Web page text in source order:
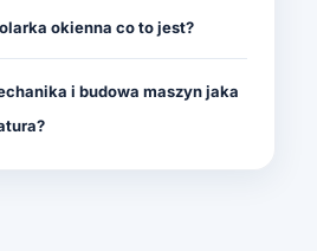
okienna co to jest?
i budowa maszyn jaka